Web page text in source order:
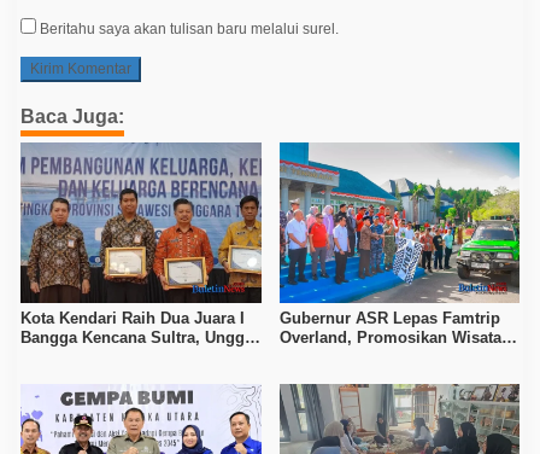
Beritahu saya akan tulisan baru melalui surel.
Baca Juga:
Kota Kendari Raih Dua Juara I
Bangga Kencana Sultra, Unggul
Gubernur ASR Lepas Famtrip
Overland, Promosikan Wisata